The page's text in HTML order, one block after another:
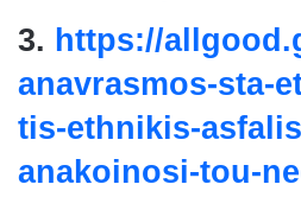
3. https://
anavrasmos-sta-
tis-ethnikis-
anakoinosi-tou-